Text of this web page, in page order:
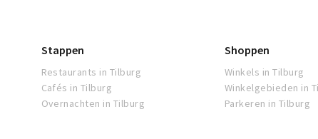
Stappen
Restaurants in Tilburg
Cafés in Tilburg
Overnachten in Tilburg
Shoppen
Winkels in Tilburg
Winkelgebieden in
Parkeren in Tilburg